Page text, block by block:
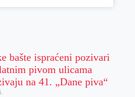
bašte ispraćeni pozivari
pivom ulicama
na 41. „Dane piva“